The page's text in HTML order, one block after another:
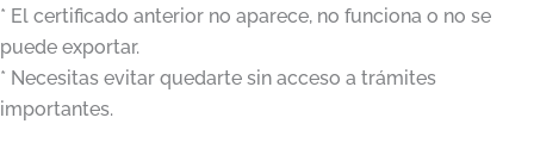
* El certificado anterior no aparece, no funciona o no se
puede exportar.
* Necesitas evitar quedarte sin acceso a trámites
importantes.